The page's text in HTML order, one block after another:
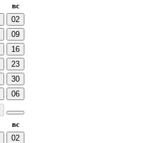
вс
02
09
16
23
30
06
вс
02